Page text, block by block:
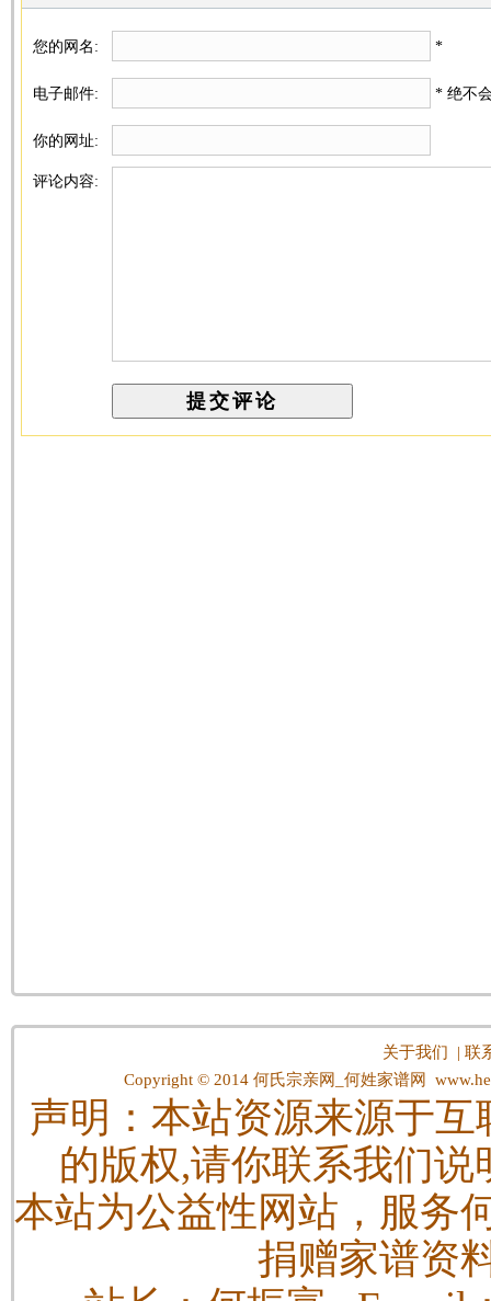
您的网名: *
电子邮件: * 绝不
你的网址:
评论内容:
关于我们 |联
Copyright © 2014 何氏宗亲网_何姓家谱网
声明：本站资源来源于
的版权,请你联系我们
本站为公益性网站，服务
捐赠家谱资